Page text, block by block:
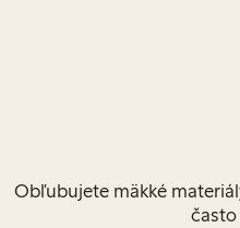
Obľubujete mäkké